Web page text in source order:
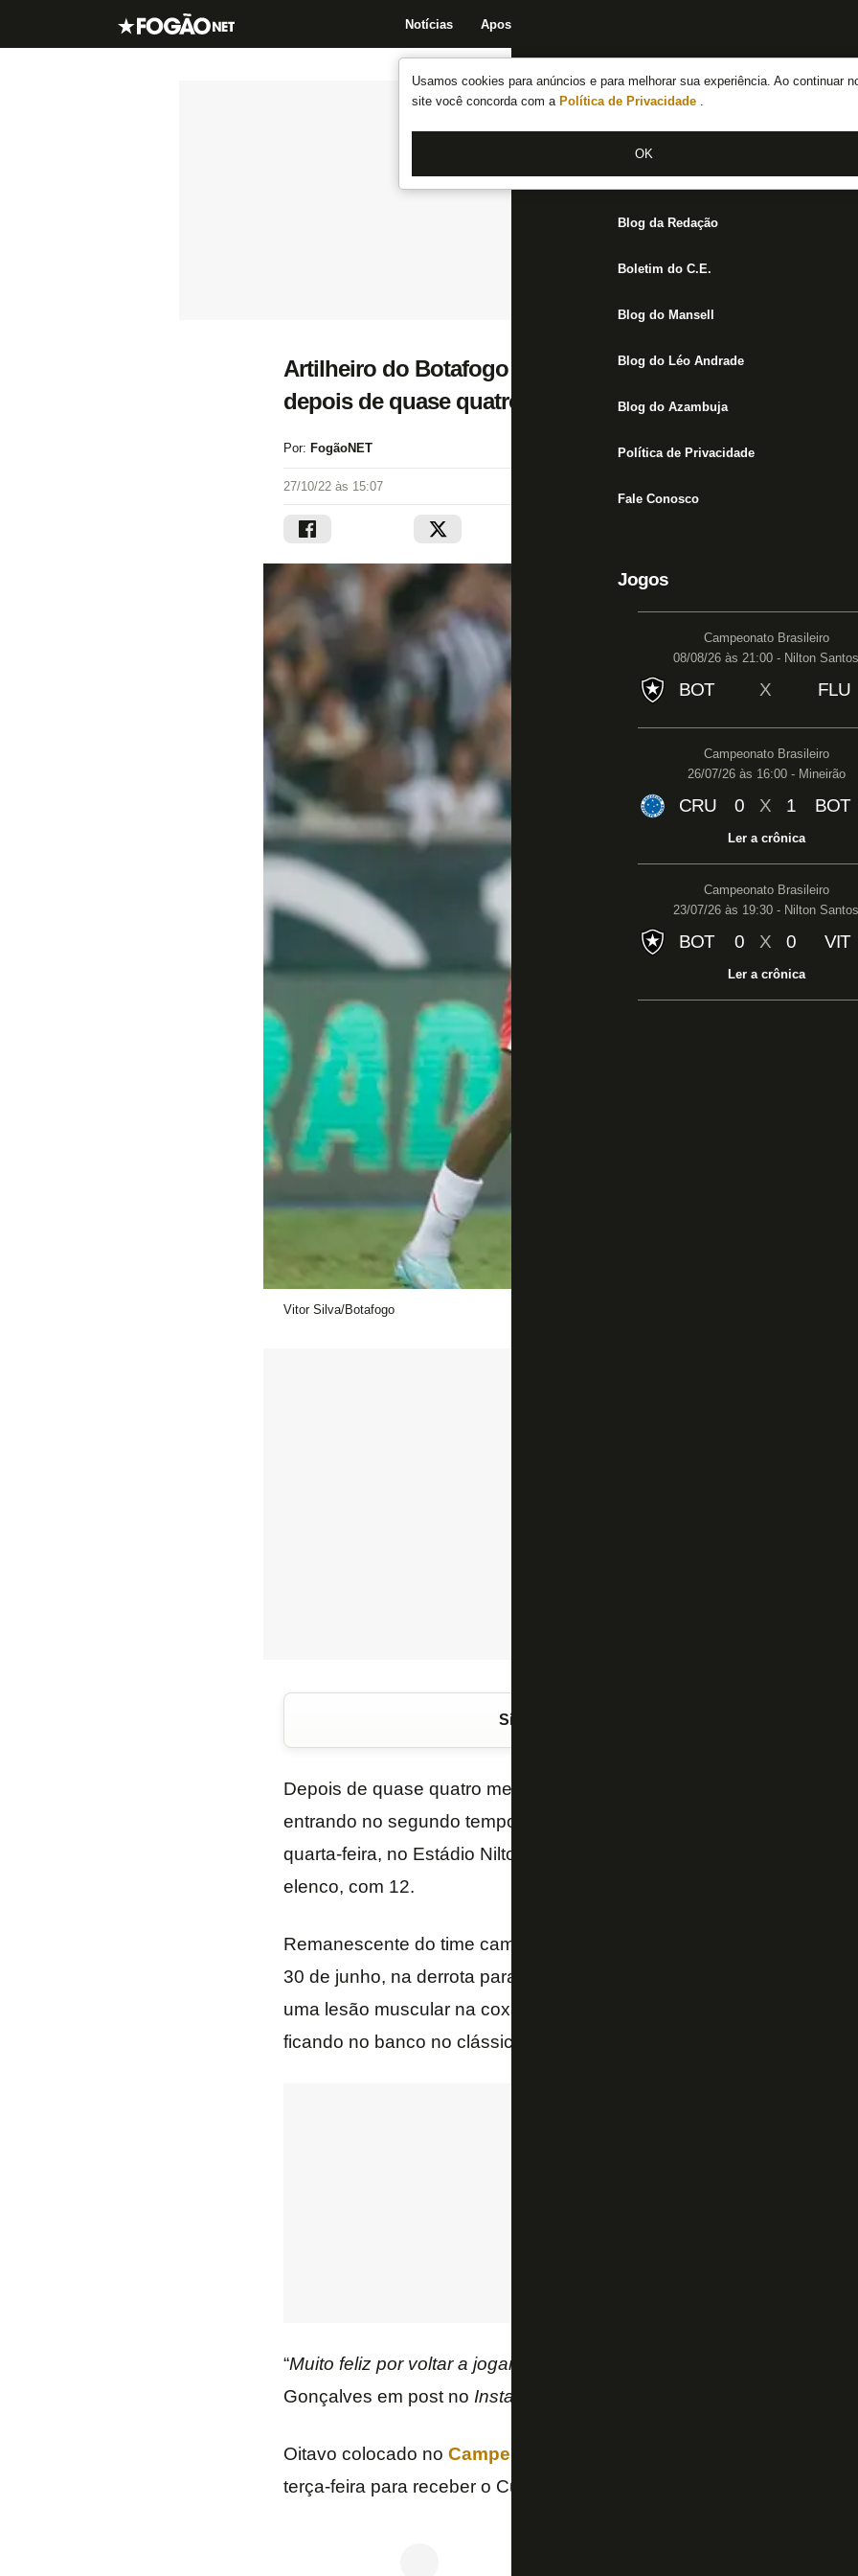
Usamos cookies para anúncios e para melhorar sua experiência. Ao continuar
site você concorda com a Política de Privacidade .
OK
Notícias Apostas
Notícias do Botafogo
Fórum
Jogos
Blog da Redação
Boletim do C.E.
Blog do Mansell
Blog do Léo Andrade
Blog do Azambuja
Política de Privacidade
Fale Conosco
Jogos
Campeonato Brasileiro
08/08/26 às 21:00 - Nilton Santos
BOT X FLU
Campeonato Brasileiro
26/07/26 às 16:00 - Mineirão
CRU 0 X 1 BOT
Ler a crônica
Campeonato Brasileiro
23/07/26 às 19:30 - Nilton Santos
BOT 0 X 0 VIT
Ler a crônica
Artilheiro do Botafogo no atual elenco, Diego
depois de quase quatro meses e celebra retorno
Por: FogãoNET
27/10/22 às 15:07
Vitor Silva/Botafogo
Siga o FogãoNET
Depois de quase quatro meses,
entrando no segundo tempo da vitória sobre o
quarta-feira, no Estádio Nilton Santos. O atacante é o recordista de
elenco, com 12.
Remanescente do time campeão da Série B, Diego Gonçalves não
30 de junho, na derrota para o América-MG por 3 a 0 pela Copa do
uma lesão muscular na coxa. O atacante voltou a ser relacionado
ficando no banco no clássico do último domingo.
“Muito feliz por voltar a jogar e vestir essa camisa. Grande vitória!!
Gonçalves em post no Instagram
Oitavo colocado no Campeonato Brasileiro
terça-feira para receber o Cuiabá, às 19h, no Estádio Nilton Santos.